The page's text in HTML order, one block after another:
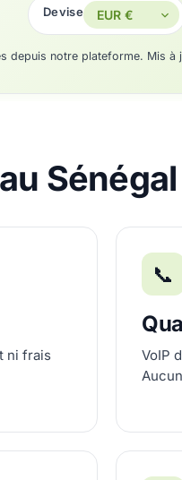
Devise
depuis notre plateforme. Mis à
ni frais
📞
VoIP